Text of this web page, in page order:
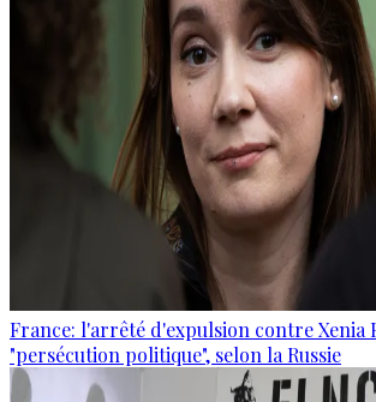
France: l'arrêté d'expulsion contre Xenia
"persécution politique", selon la Russie